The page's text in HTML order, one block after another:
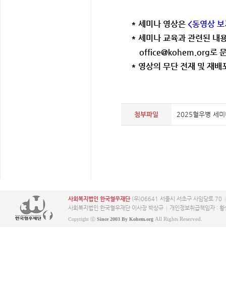
* 세미나 영상은 <동영상
* 세미나 교육과 관련된 내
office@kohem.org로
* 영상의 무단 전재 및 재배
첨부파일 2025혈우병 세
사회복지법인 한국혈우재단(우)06641 서울시 서초구 사임당로 70
사회복지법인 한국혈우재단 이사장 박상규
개인정보취급책임자 : 황
Copyright ⓒ Since 2003 By Kohem.org All Rights Reserved.